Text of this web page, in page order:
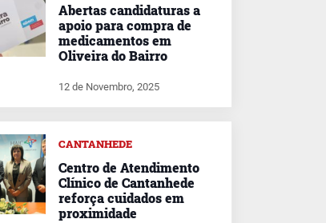
Abertas candidaturas a
apoio para compra de
medicamentos em
Oliveira do Bairro
12 de Novembro, 2025
CANTANHEDE
Centro de Atendimento
Clínico de Cantanhede
reforça cuidados em
proximidade